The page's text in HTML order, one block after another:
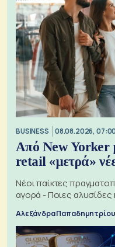
BUSINESS 08.08.2026, 07:00
Από New Yorker
retail «μετρά»
Νέοι παίκτες
αγορά - Ποιες
Αλεξάνδρα Παπαδημητρίου